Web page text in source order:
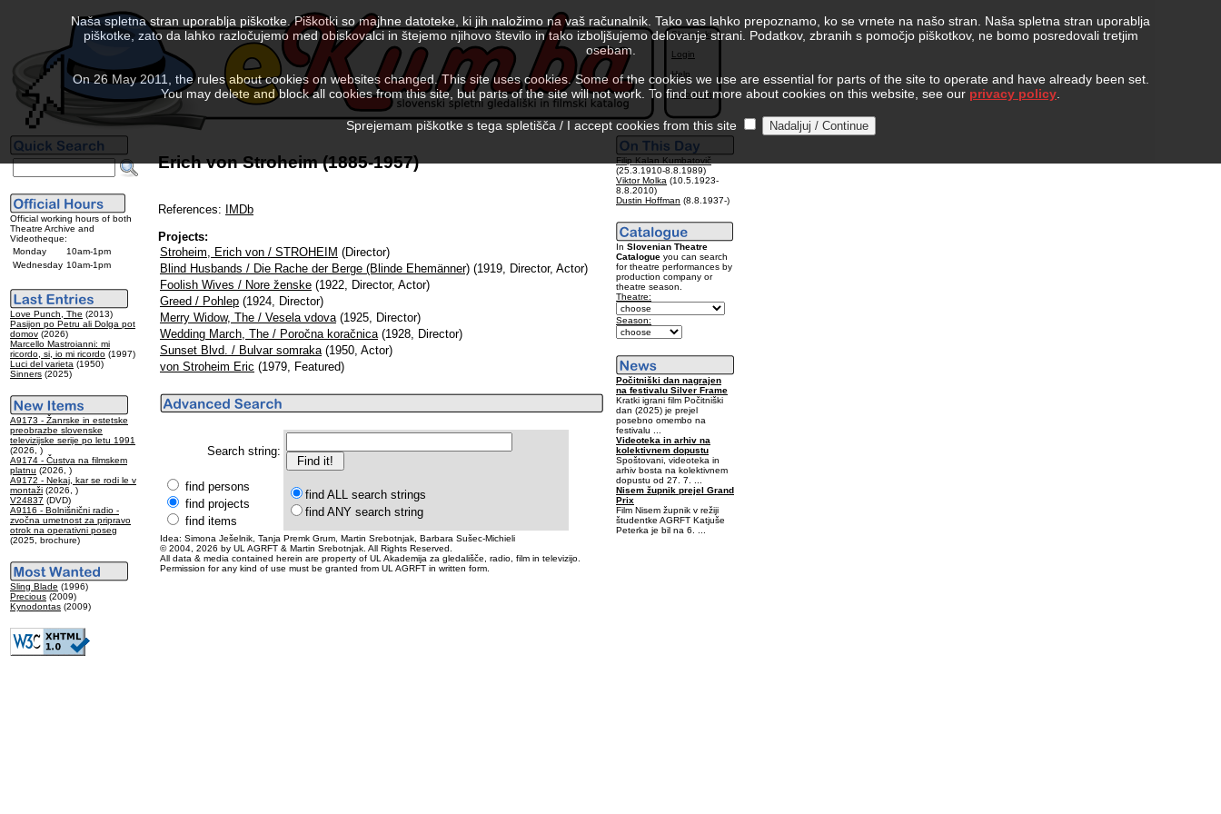
Slovenski
Login
Help
Colophon
Official working hours of both
Theatre Archive and
Videotheque:
Monday
10am-1pm
Wednesday 10am-1pm
Love Punch, The (2013)
Pasijon po Petru ali Dolga pot
domov (2026)
Marcello Mastroianni: mi
ricordo, si, io mi ricordo (1997)
Luci del varieta (1950)
Sinners (2025)
A9173 - Žanrske in estetske
preobrazbe slovenske
televizijske serije po letu 1991
(2026, )
A9174 - Čustva na filmskem
platnu (2026, )
A9172 - Nekaj, kar se rodi le v
montaži (2026, )
V24837 (DVD)
A9116 - Bolnišnični radio -
zvočna umetnost za pripravo
otrok na operativni poseg
(2025, brochure)
Sling Blade (1996)
Precious (2009)
Kynodontas (2009)
Erich von Stroheim (1885-1957)
References:
IMDb
Projects:
Stroheim, Erich von / STROHEIM (Director)
Blind Husbands / Die Rache der Berge (Blinde Ehemänner) (1919, Director, Actor)
Foolish Wives / Nore ženske (1922, Director, Actor)
Greed / Pohlep (1924, Director)
Merry Widow, The / Vesela vdova(1925, Director)
Wedding March, The / Poročna koračnica(1928, Director)
Sunset Blvd. / Bulvar somraka(1950, Actor)
von Stroheim Eric (1979, Featured)
Search string:
find persons
find projects
find items
find ALL search strings
find ANY search string
Idea: Simona Ješelnik, Tanja Premk Grum, Martin Srebotnjak, Barbara Sušec-Michieli
© 2004, 2026 by UL AGRFT & Martin Srebotnjak. All Rights Reserved.
All data & media contained herein are property of UL Akademija za gledališče, radio, film in televizijo.
Permission for any kind of use must be granted from UL AGRFT in written form.
Filip Kalan Kumbatovič
(25.3.1910-8.8.1989)
Viktor Molka (10.5.1923-
8.8.2010)
Dustin Hoffman (8.8.1937-)
In Slovenian Theatre
Catalogue you can search
for theatre performances by
production company or
theatre season.
Theatre:
Season:
Počitniški dan nagrajen
na festivalu Silver Frame
Kratki igrani film Počitniški
dan (2025) je prejel
posebno omembo na
festivalu ...
Videoteka in arhiv na
kolektivnem dopustu
Spoštovani, videoteka in
arhiv bosta na kolektivnem
dopustu od 27. 7. ...
Nisem župnik prejel Grand
Prix
Film Nisem župnik v režiji
študentke AGRFT Katjuše
Peterka je bil na 6. ...
Naša spletna stran uporablja piškotke. Piškotki so majhne datoteke, ki jih naložimo na vaš računalnik. Tako vas lahko prepoznamo, ko se vrnete na našo stran. Naša spletna stran uporablja
piškotke, zato da lahko razločujemo med obiskovalci in štejemo njihovo število in tako izboljšujemo delovanje strani. Podatkov, zbranih s pomočjo piškotkov, ne bomo posredovali tretjim
osebam.
On 26 May 2011, the rules about cookies on websites changed. This site uses cookies. Some of the cookies we use are essential for parts of the site to operate and have already been set.
You may delete and block all cookies from this site, but parts of the site will not work. To find out more about cookies on this website, see our privacy policy
Sprejemam piškotke s tega spletišča / I accept cookies from this site